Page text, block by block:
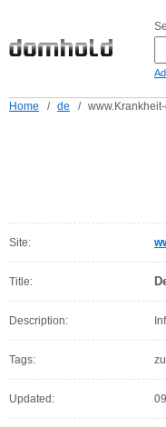
Home / de /
Site:
Title:
Description:
Tags:
Updated: